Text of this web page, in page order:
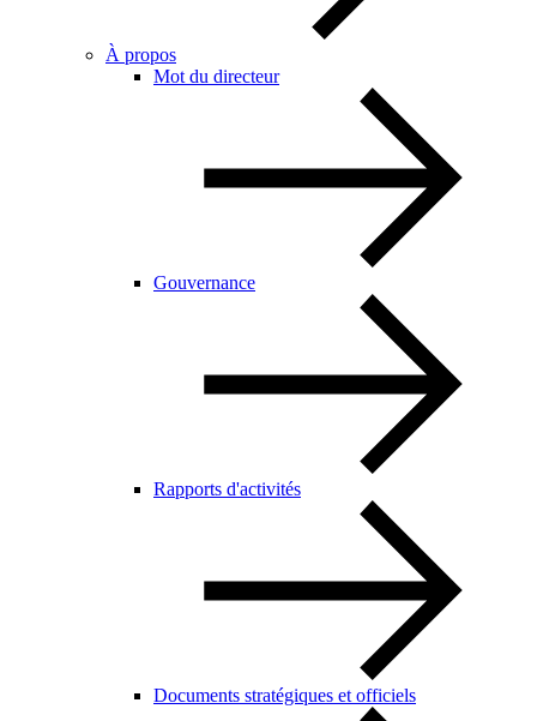
À propos
Mot du directeur
Gouvernance
Rapports d'activités
Documents stratégiques et officiels